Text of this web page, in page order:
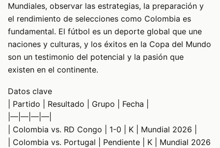
Mundiales, observar las estrategias, la preparación y
el rendimiento de selecciones como Colombia es
fundamental. El fútbol es un deporte global que une
naciones y culturas, y los éxitos en la Copa del Mundo
son un testimonio del potencial y la pasión que
existen en el continente.
Datos clave
| Partido | Resultado | Grupo | Fecha |
|—|—|—|—|
| Colombia vs. RD Congo | 1-0 | K | Mundial 2026 |
| Colombia vs. Portugal | Pendiente | K | Mundial 2026